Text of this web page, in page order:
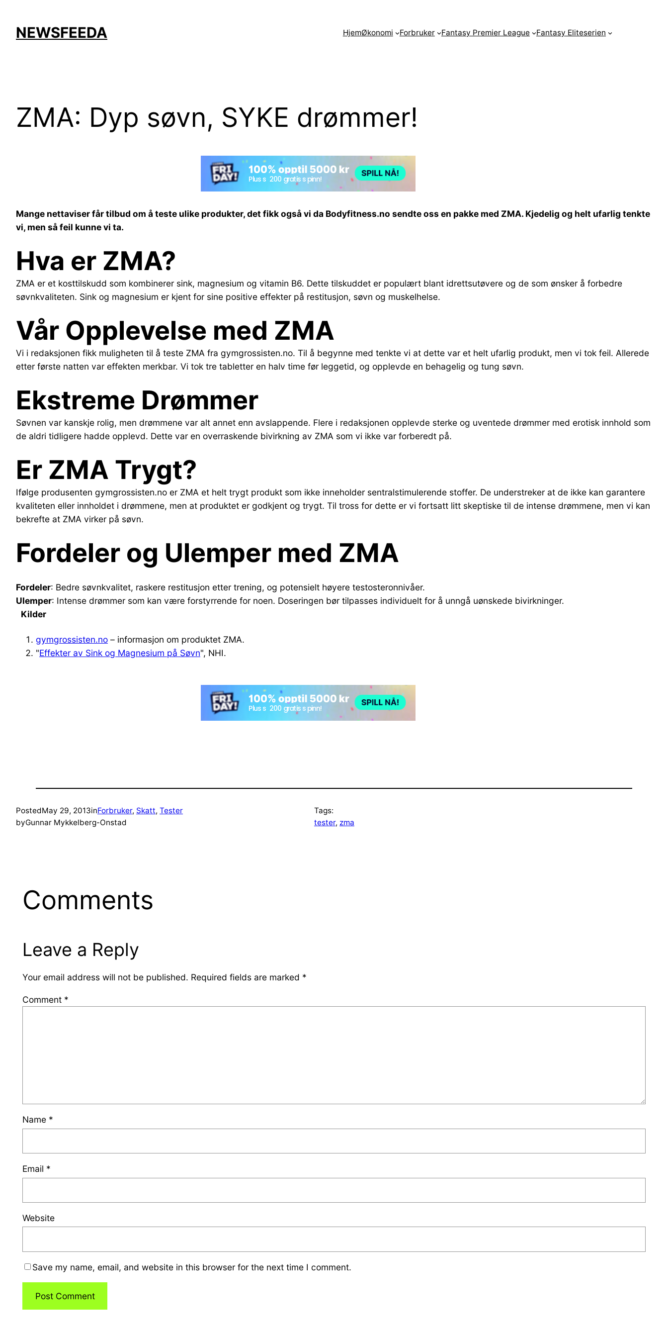
contentNEWSFEEDA HjemØkonomi Forbruker Fantasy Premier League Fantasy Eliteserien
ZMA: Dyp søvn, SYKE drømmer!
Mange nettaviser får tilbud om å teste ulike produkter, det fikk også vi da Bodyfitness.no sendte oss en pakke med ZMA. Kjedelig og helt ufarlig tenkte
vi, men så feil kunne vi ta.
Hva er ZMA?
ZMA er et kosttilskudd som kombinerer sink, magnesium og vitamin B6. Dette tilskuddet er populært blant idrettsutøvere og de som ønsker å forbedre
søvnkvaliteten. Sink og magnesium er kjent for sine positive effekter på restitusjon, søvn og muskelhelse.
Vår Opplevelse med ZMA
Vi i redaksjonen fikk muligheten til å teste ZMA fra gymgrossisten.no. Til å begynne med tenkte vi at dette var et helt ufarlig produkt, men vi tok feil. Allerede
etter første natten var effekten merkbar. Vi tok tre tabletter en halv time før leggetid, og opplevde en behagelig og tung søvn.
Ekstreme Drømmer
Søvnen var kanskje rolig, men drømmene var alt annet enn avslappende. Flere i redaksjonen opplevde sterke og uventede drømmer med erotisk innhold som
de aldri tidligere hadde opplevd. Dette var en overraskende bivirkning av ZMA som vi ikke var forberedt på.
Er ZMA Trygt?
Ifølge produsenten gymgrossisten.no er ZMA et helt trygt produkt som ikke inneholder sentralstimulerende stoffer. De understreker at de ikke kan garantere
kvaliteten eller innholdet i drømmene, men at produktet er godkjent og trygt. Til tross for dette er vi fortsatt litt skeptiske til de intense drømmene, men vi kan
bekrefte at ZMA virker på søvn.
Fordeler og Ulemper med ZMA
Fordeler: Bedre søvnkvalitet, raskere restitusjon etter trening, og potensielt høyere testosteronnivåer.
Ulemper: Intense drømmer som kan være forstyrrende for noen. Doseringen bør tilpasses individuelt for å unngå uønskede bivirkninger.
Kilder
gymgrossisten.no – informasjon om produktet ZMA.
"Effekter av Sink og Magnesium på Søvn", NHI.
PostedMay 29, 2013inForbruker, Skatt, Tester
byGunnar Mykkelberg-Onstad
Tags:
tester, zma
Comments
Leave a Reply
Your email address will not be published. Required fields are marked *
Comment *
Name *
Email *
Website
Save my name, email, and website in this browser for the next time I comment.